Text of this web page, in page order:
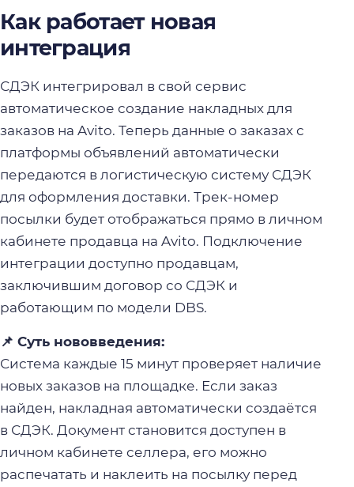
Как работает новая
интеграция
СДЭК интегрировал в свой сервис
автоматическое создание накладных для
заказов на Avito. Теперь данные о заказах с
платформы объявлений автоматически
передаются в логистическую систему СДЭК
для оформления доставки. Трек-номер
посылки будет отображаться прямо в личном
кабинете продавца на Avito. Подключение
интеграции доступно продавцам,
заключившим договор со СДЭК и
работающим по модели DBS.
📌 Суть нововведения:
Система каждые 15 минут проверяет наличие
новых заказов на площадке. Если заказ
найден, накладная автоматически создаётся
в СДЭК. Документ становится доступен в
личном кабинете селлера, его можно
распечатать и наклеить на посылку перед